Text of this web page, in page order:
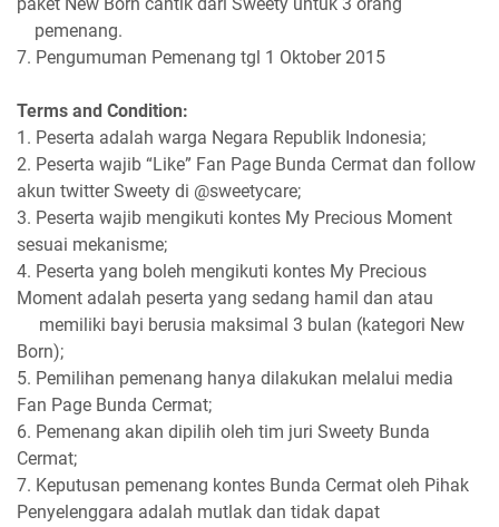
pemenang.
7. Pengumuman Pemenang tgl 1 Oktober 2015
Terms and Condition:
1. Peserta adalah warga Negara Republik Indonesia;
2. Peserta wajib “Like” Fan Page Bunda Cermat dan follow
akun twitter Sweety di @sweetycare;
3. Peserta wajib mengikuti kontes My Precious Moment
sesuai mekanisme;
4. Peserta yang boleh mengikuti kontes My Precious
Moment adalah peserta yang sedang hamil dan atau
memiliki bayi berusia maksimal 3 bulan (kategori New
Born);
5. Pemilihan pemenang hanya dilakukan melalui media
Fan Page Bunda Cermat;
6. Pemenang akan dipilih oleh tim juri Sweety Bunda
Cermat;
7. Keputusan pemenang kontes Bunda Cermat oleh Pihak
Penyelenggara adalah mutlak dan tidak dapat